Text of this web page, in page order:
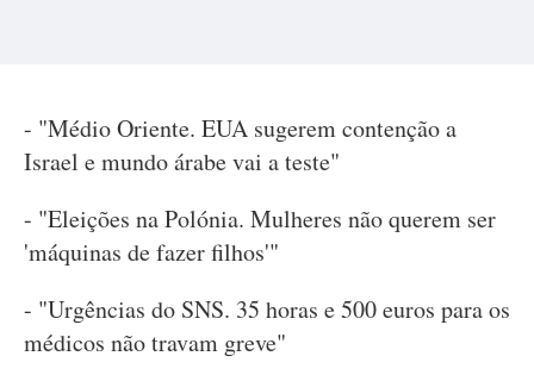
- "Médio Oriente. EUA sugerem contenção a
Israel e mundo árabe vai a teste"
- "Eleições na Polónia. Mulheres não querem ser
'máquinas de fazer filhos'"
- "Urgências do SNS. 35 horas e 500 euros para os
médicos não travam greve"